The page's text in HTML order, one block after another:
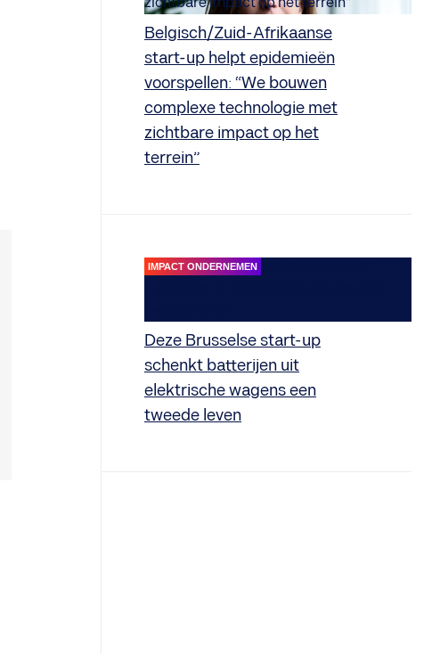
Belgisch/Zuid-Afrikaanse
start-up helpt epidemieën
voorspellen: “We bouwen
complexe technologie met
zichtbare impact op het
terrein”
IMPACT ONDERNEMEN
Deze Brusselse start-up
schenkt batterijen uit
elektrische wagens een
tweede leven